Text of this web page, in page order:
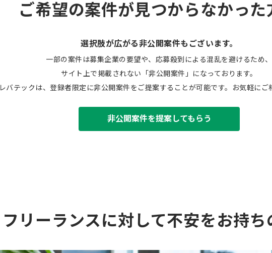
ご希望の案件が見つからなかった
選択肢が広がる非公開案件もございます。
一部の案件は募集企業の要望や、応募殺到による混乱を避けるため、
サイト上で掲載されない「非公開案件」になっております。
レバテックは、登録者限定に非公開案件をご提案することが可能です。お気軽にご
非公開案件を提案してもらう
フリーランスに対して不安をお持ち